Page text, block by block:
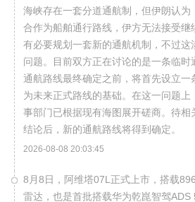
海峡存在一套分道通航制，但伊朗认为
合作为船舶通行路线，伊方无法接受继
有必要规划一套新的通航机制，不过这
问题。目前双方正在讨论的是一条临
通航路线最终确定之前，将首先设立一
为未来正式路线的基础。在这一问题
事部门已根据现有海图展开磋商。待相
结论后，新的通航路线将得到确定。
2026-08-08 20:03:45
8月8日，阿维塔07L正式上市，搭载
雷达，也是首批搭载华为乾崑智驾